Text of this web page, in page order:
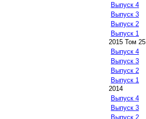
Выпуск 4
Выпуск 3
Выпуск 2
Выпуск 1
2015 Том 25
Выпуск 4
Выпуск 3
Выпуск 2
Выпуск 1
2014
Выпуск 4
Выпуск 3
Выпуск 2